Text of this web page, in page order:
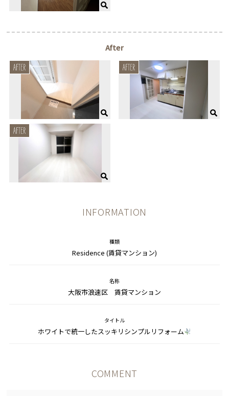
After
INFORMATION
種類
Residence (賃貸マンション)
名称
大阪市浪速区 賃貸マンション
タイトル
ホワイトで統一したスッキリシンプルリフォーム
COMMENT